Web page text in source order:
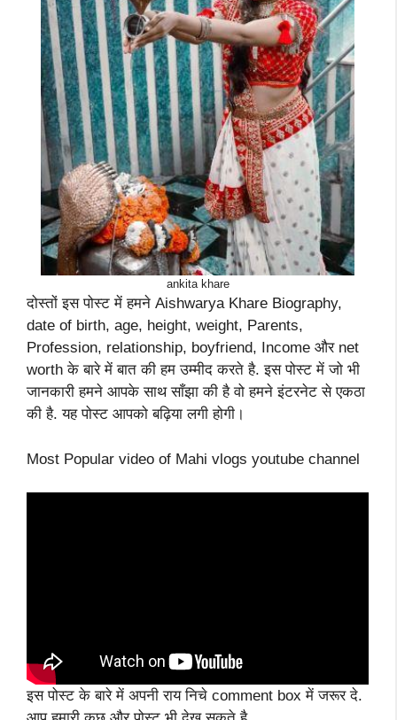
ankita khare
दोस्तों इस पोस्ट में हमने Aishwarya Khare Biography,
date of birth, age, height, weight, Parents,
Profession, relationship, boyfriend, Income और net
worth के बारे में बात की हम उम्मीद करते है. इस पोस्ट में जो भी
जानकारी हमने आपके साथ साँझा की है वो हमने इंटरनेट से एकठा
की है. यह पोस्ट आपको बढ़िया लगी होगी।
Most Popular video of Mahi vlogs youtube channel
इस पोस्ट के बारे में अपनी राय निचे comment box में जरूर दे.